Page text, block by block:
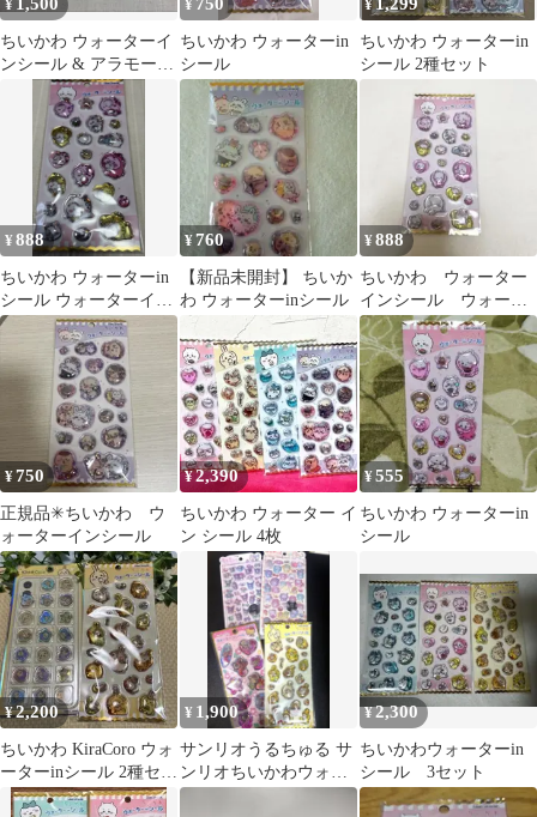
¥
ちいかわ ウォーターイ
ンシール & アラモード
フロッキードロップス
テッカー
¥
ちいかわ ウォーターin
シール
¥
ちいかわ ウォーターin
シール 2種セット
¥888
ちいかわ ウォーターin
シール ウォーターイン
シール
¥760
【新品未開封】 ちいか
わ ウォーターinシール
¥888
ちいかわ ウォーター
インシール ウォータ
ーinシール
¥750
正規品✳︎ちいかわ ウ
ォーターインシール
¥2,390
ちいかわ ウォーター イ
ン シール 4枚
¥555
ちいかわ ウォーターin
シール
¥2,200
ちいかわ KiraCoro ウォ
ーターinシール 2種セッ
ト
¥ 1,900
サンリオうるちゅる サ
ンリオちいかわウォー
ターinシール 4種セット
¥2,300
ちいかわウォーターin
シール 3セット